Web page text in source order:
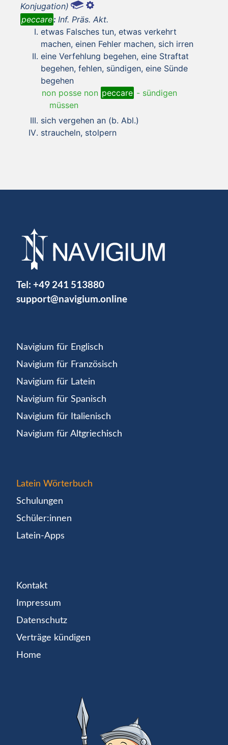
Konjugation)
peccare: Inf. Präs. Akt.
etwas Falsches tun, etwas verkehrt
machen, einen Fehler machen, sich irren
eine Verfehlung begehen, eine Straftat
begehen, fehlen, sündigen, eine Sünde
begehen
non posse non peccare - sündigen
müssen
sich vergehen an (b. Abl.)
straucheln, stolpern
Tel: +49 241 513880
support@navigium.online
Navigium für Englisch
Navigium für Französisch
Navigium für Latein
Navigium für Spanisch
Navigium für Italienisch
Navigium für Altgriechisch
Latein Wörterbuch
Schulungen
Schüler:innen
Latein-Apps
Kontakt
Impressum
Datenschutz
Verträge kündigen
Home